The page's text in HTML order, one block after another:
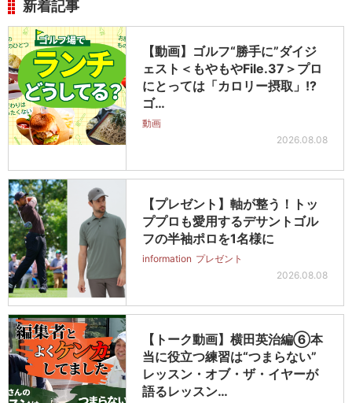
新着記事
【動画】ゴルフ“勝手に”ダイジ
ェスト＜もやもやFile.37＞プロ
にとっては「カロリー摂取」!?
ゴ…
動画
2026.08.08
【プレゼント】軸が整う！トッ
ププロも愛用するデサントゴル
フの半袖ポロを1名様に
information プレゼント
2026.08.08
【トーク動画】横田英治編⑥本
当に役立つ練習は“つまらない”
レッスン・オブ・ザ・イヤーが
語るレッスン…